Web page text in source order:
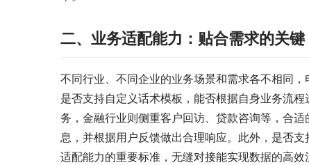
二、业务适配能力：贴合需求的关键
不同行业、不同企业的业务场景和需求各不相同
是否支持自定义话术模板，能否根据自身业务流
务，金融行业则侧重客户回访、贷款咨询等，合
息，并根据用户反馈做出合理响应。此外，是否
适配能力的重要标准，无缝对接能实现数据的高效